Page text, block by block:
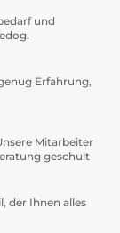
und
Erfahrung,
Mitarbeiter
geschult
der Ihnen alles